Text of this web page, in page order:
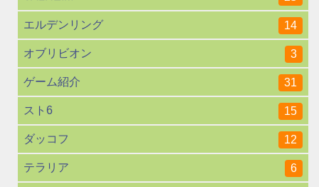
エルデンリング 14
オブリビオン 3
ゲーム紹介 31
スト6 15
ダッコフ 12
テラリア 6